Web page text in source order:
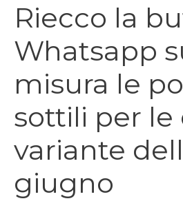
Riecco la
Whatsapp
misura le
sottili per le
variante
giugno